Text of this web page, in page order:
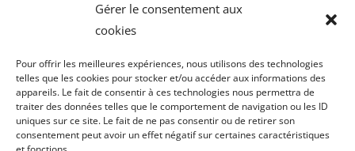
Gérer le consentement aux
cookies
Pour offrir les meilleures expériences, nous utilisons des technologies
telles que les cookies pour stocker et/ou accéder aux informations des
appareils. Le fait de consentir à ces technologies nous permettra de
traiter des données telles que le comportement de navigation ou les ID
uniques sur ce site. Le fait de ne pas consentir ou de retirer son
consentement peut avoir un effet négatif sur certaines caractéristiques
Howmet Aerospace Foundation et OPCO 2i
contact@hanvol-insertion.aero
8, rue Galilée